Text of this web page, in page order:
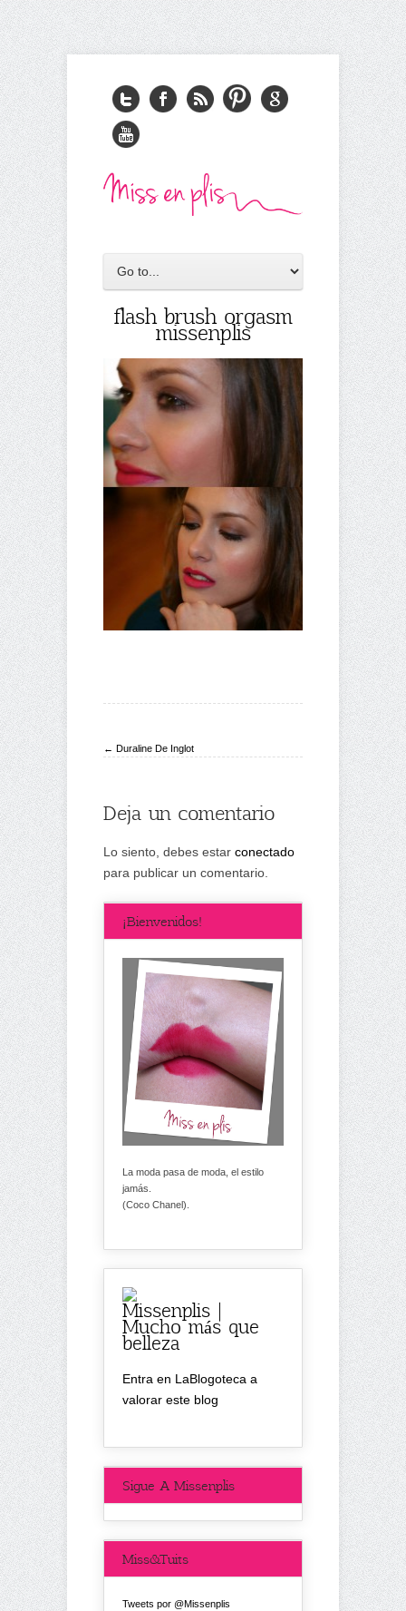
flash brush orgasm
missenplis
← Duraline De Inglot
Deja un comentario
Lo siento, debes estar conectado
para publicar un comentario.
¡Bienvenidos!
La moda pasa de moda, el estilo
jamás.
(Coco Chanel).
Missenplis |
Mucho más que
belleza
Entra en LaBlogoteca a
valorar este blog
Sigue A Missenplis
Miss&Tuits
Tweets por @Missenplis